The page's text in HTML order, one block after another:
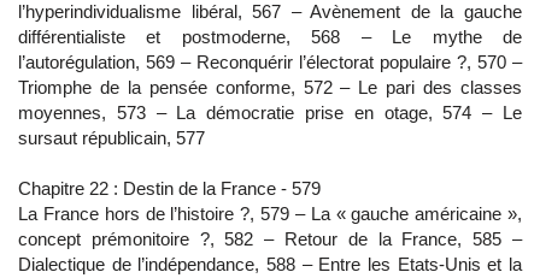
l’hyperindividualisme libéral, 567 – Avènement de la gauche
différentialiste et postmoderne, 568 – Le mythe de
l’autorégulation, 569 – Reconquérir l’électorat populaire ?, 570 –
Triomphe de la pensée conforme, 572 – Le pari des classes
moyennes, 573 – La démocratie prise en otage, 574 – Le
sursaut républicain, 577
Chapitre 22 : Destin de la France - 579
La France hors de l’histoire ?, 579 – La « gauche américaine »,
concept prémonitoire ?, 582 – Retour de la France, 585 –
Dialectique de l’indépendance, 588 – Entre les Etats-Unis et la